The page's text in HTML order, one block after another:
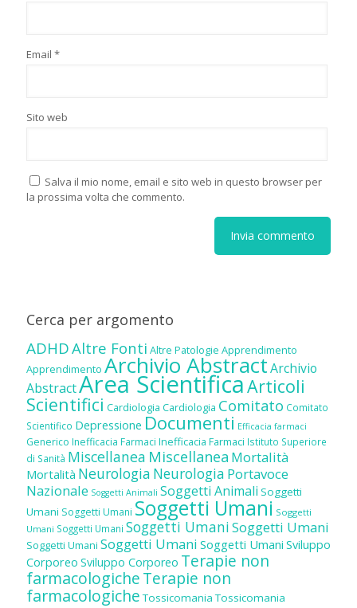
Email *
Sito web
Salva il mio nome, email e sito web in questo browser per
la prossima volta che commento.
Cerca per argomento
ADHDAltre Fonti Altre Patologie Apprendimento
Apprendimento Archivio AbstractArchivio
AbstractArea ScientificaArticoli
Scientifici Cardiologia Cardiologia Comitato Comitato
Scientifico Depressione Documenti Efficacia farmaci
Generico Inefficacia Farmaci Inefficacia Farmaci Istituto Superiore
di Sanità Miscellanea Miscellanea Mortalità
Mortalità Neurologia Neurologia Portavoce
Nazionale Soggetti Animali Soggetti Animali Soggetti
Umani Soggetti Umani Soggetti Umani Soggetti
Umani Soggetti Umani Soggetti UmaniSoggetti Umani
Soggetti Umani Soggetti Umani Soggetti Umani Sviluppo
Corporeo Sviluppo Corporeo Terapie non
farmacologicheTerapie non
farmacologiche Tossicomania Tossicomania